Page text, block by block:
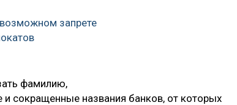
запрете
фамилию,
сокращенные названия банков, от которых